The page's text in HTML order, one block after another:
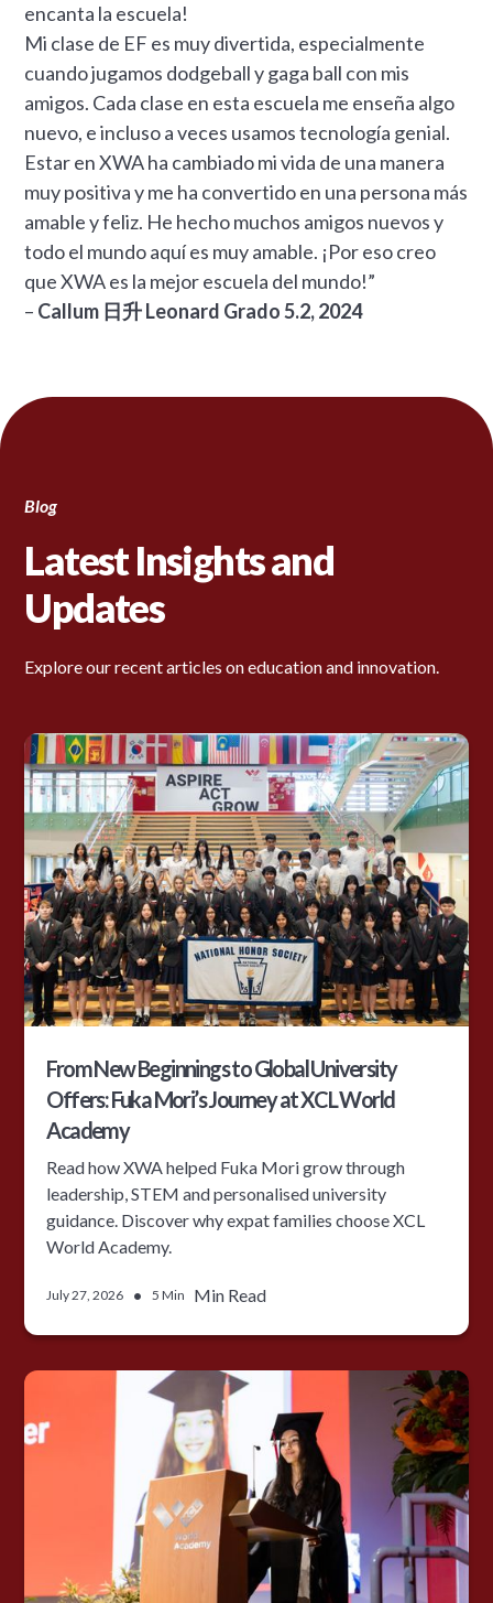
encanta la escuela!
Mi clase de EF es muy divertida, especialmente
cuando jugamos dodgeball y gaga ball con mis
amigos. Cada clase en esta escuela me enseña algo
nuevo, e incluso a veces usamos tecnología genial.
Estar en XWA ha cambiado mi vida de una manera
muy positiva y me ha convertido en una persona más
amable y feliz. He hecho muchos amigos nuevos y
todo el mundo aquí es muy amable. ¡Por eso creo
que XWA es la mejor escuela del mundo!”
– Callum 日升 Leonard Grado 5.2, 2024
Blog
Latest Insights and
Updates
Explore our recent articles on education and innovation.
From New Beginnings to Global University
Offers: Fuka Mori’s Journey at XCL World
Academy
Read how XWA helped Fuka Mori grow through
leadership, STEM and personalised university
guidance. Discover why expat families choose XCL
World Academy.
July 27, 2026 • 5 Min Min Read